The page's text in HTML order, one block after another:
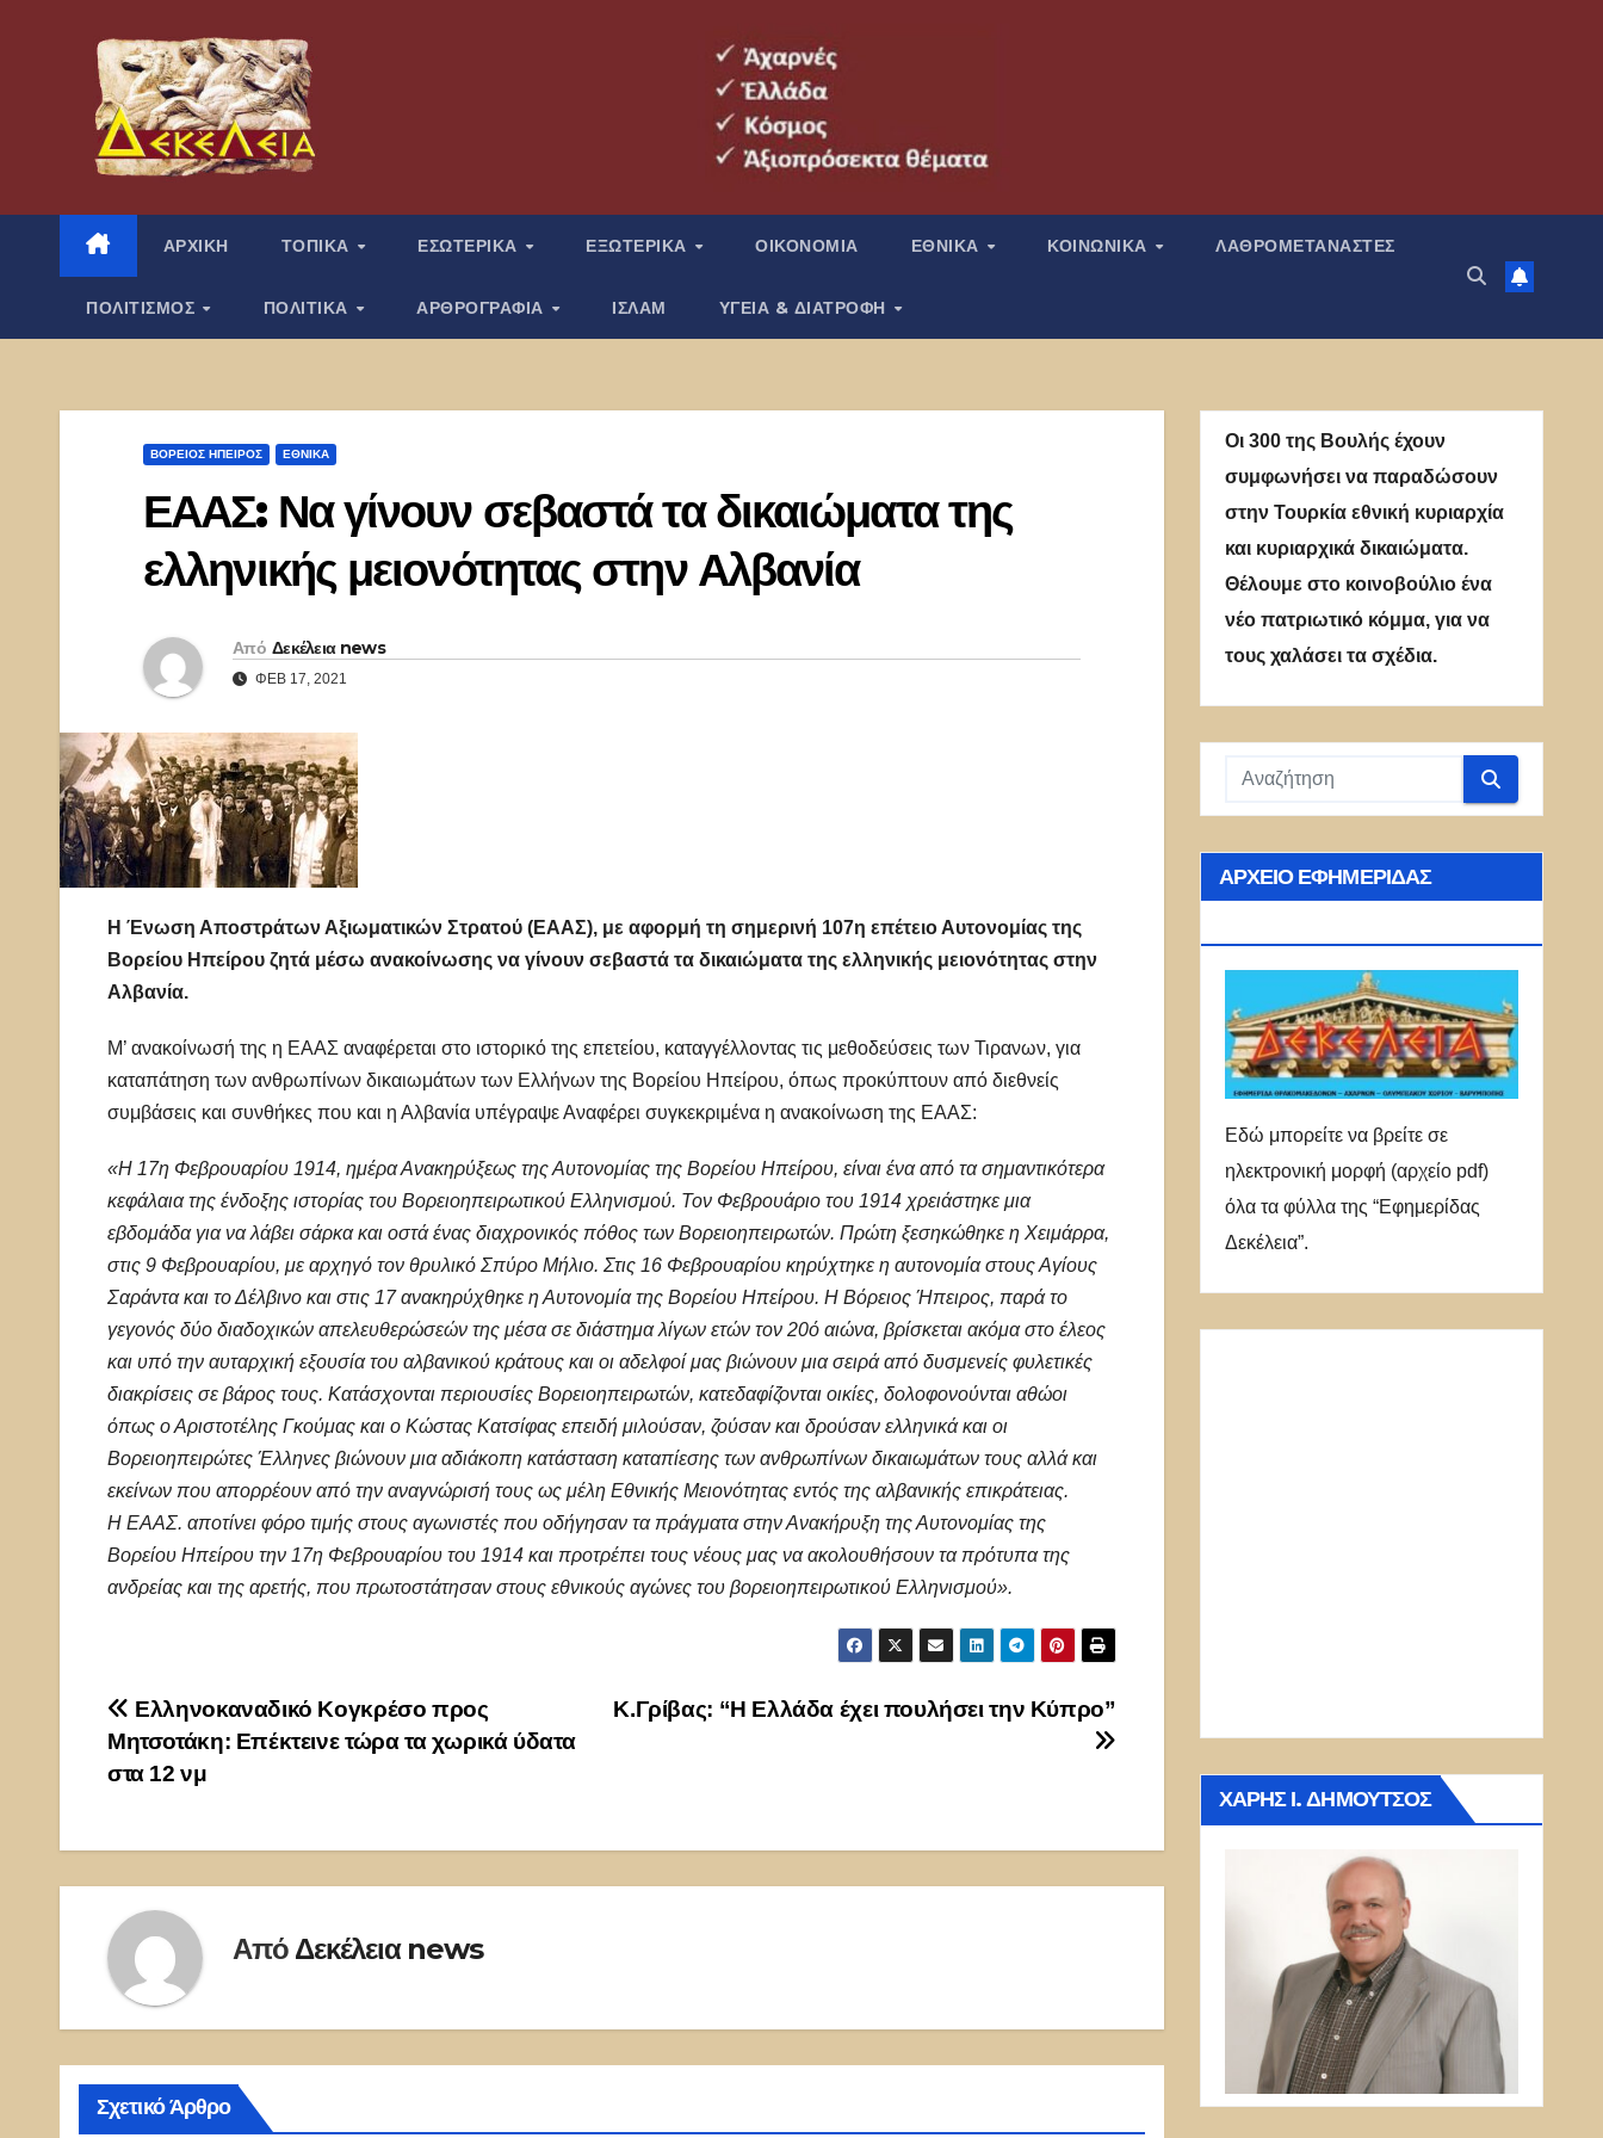
περιεχόμενο
ΑΡΧΙΚΗ ΤΟΠΙΚΑ ΕΣΩΤΕΡΙΚΑ ΕΞΩΤΕΡΙΚΑ ΟΙΚΟΝΟΜΙΑ ΕΘΝΙΚΑ ΚΟΙΝΩΝΙΚΑ ΛΑΘΡΟΜΕΤΑΝΑΣΤΕΣ
ΠΟΛΙΤΙΣΜΟΣ ΠΟΛΙΤΙΚΑ ΑΡΘΡΟΓΡΑΦΙΑ ΙΣΛΑΜ ΥΓΕΙΑ & ΔΙΑΤΡΟΦΗ
ΒΌΡΕΙΟΣ ΉΠΕΙΡΟΣ ΕΘΝΙΚΑ
ΕΑΑΣ: Να γίνουν σεβαστά τα δικαιώματα της
ελληνικής μειονότητας στην Αλβανία
Από Δεκέλεια news
ΦΕΒ 17, 2021
Η Ένωση Αποστράτων Αξιωματικών Στρατού (ΕΑΑΣ), με αφορμή τη σημερινή 107η επέτειο Αυτονομίας της
Βορείου Ηπείρου ζητά μέσω ανακοίνωσης να γίνουν σεβαστά τα δικαιώματα της ελληνικής μειονότητας στην
Αλβανία.
Μ’ ανακοίνωσή της η ΕΑΑΣ αναφέρεται στο ιστορικό της επετείου, καταγγέλλοντας τις μεθοδεύσεις των Τιρανων, για
καταπάτηση των ανθρωπίνων δικαιωμάτων των Ελλήνων της Βορείου Ηπείρου, όπως προκύπτουν από διεθνείς
συμβάσεις και συνθήκες που και η Αλβανία υπέγραψε Αναφέρει συγκεκριμένα η ανακοίνωση της ΕΑΑΣ:
«Η 17η Φεβρουαρίου 1914, ημέρα Ανακηρύξεως της Αυτονομίας της Βορείου Ηπείρου, είναι ένα από τα σημαντικότερα
κεφάλαια της ένδοξης ιστορίας του Βορειοηπειρωτικού Ελληνισμού. Τον Φεβρουάριο του 1914 χρειάστηκε μια
εβδομάδα για να λάβει σάρκα και οστά ένας διαχρονικός πόθος των Βορειοηπειρωτών. Πρώτη ξεσηκώθηκε η Xειμάρρα,
στις 9 Φεβρουαρίου, με αρχηγό τον θρυλικό Σπύρο Mήλιο. Στις 16 Φεβρουαρίου κηρύχτηκε η αυτονομία στους Αγίους
Σαράντα και το Δέλβινο και στις 17 ανακηρύχθηκε η Αυτονομία της Βορείου Ηπείρου. Η Βόρειος Ήπειρος, παρά το
γεγονός δύο διαδοχικών απελευθερώσεών της μέσα σε διάστημα λίγων ετών τον 20ό αιώνα, βρίσκεται ακόμα στο έλεος
και υπό την αυταρχική εξουσία του αλβανικού κράτους και οι αδελφοί μας βιώνουν μια σειρά από δυσμενείς φυλετικές
διακρίσεις σε βάρος τους. Κατάσχονται περιουσίες Βορειοηπειρωτών, κατεδαφίζονται οικίες, δολοφονούνται αθώοι
όπως ο Αριστοτέλης Γκούμας και ο Κώστας Κατσίφας επειδή μιλούσαν, ζούσαν και δρούσαν ελληνικά και οι
Βορειοηπειρώτες Έλληνες βιώνουν μια αδιάκοπη κατάσταση καταπίεσης των ανθρωπίνων δικαιωμάτων τους αλλά και
εκείνων που απορρέουν από την αναγνώρισή τους ως μέλη Εθνικής Μειονότητας εντός της αλβανικής επικράτειας.
Η ΕΑΑΣ. αποτίνει φόρο τιμής στους αγωνιστές που οδήγησαν τα πράγματα στην Ανακήρυξη της Αυτονομίας της
Βορείου Ηπείρου την 17η Φεβρουαρίου του 1914 και προτρέπει τους νέους μας να ακολουθήσουν τα πρότυπα της
ανδρείας και της αρετής, που πρωτοστάτησαν στους εθνικούς αγώνες του βορειοηπειρωτικού Ελληνισμού».
Πλοήγηση
άρθρων
Κ.Γρίβας: “Η Ελλάδα έχει πουλήσει την Κύπρο”
Ελληνοκαναδικό Κογκρέσο προς
Μητσοτάκη: Επέκτεινε τώρα τα χωρικά ύδατα
στα 12 νμ
Από Δεκέλεια news
Σχετικό Άρθρο
Οι 300 της Βουλής έχουν
συμφωνήσει να παραδώσουν
στην Τουρκία εθνική κυριαρχία
και κυριαρχικά δικαιώματα.
Θέλουμε στο κοινοβούλιο ένα
νέο πατριωτικό κόμμα, για να
τους χαλάσει τα σχέδια.
ΑΡΧΕΊΟ ΕΦΗΜΕΡΊΔΑΣ
Εδώ μπορείτε να βρείτε σε
ηλεκτρονική μορφή (αρχείο pdf)
όλα τα φύλλα της “Εφημερίδας
Δεκέλεια”.
ΧΆΡΗΣ Ι. ΔΗΜΟΎΤΣΟΣ